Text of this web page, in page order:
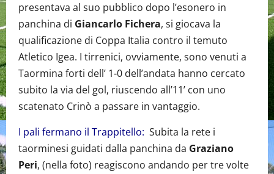
presentava al suo pubblico dopo l’esonero in
panchina di Giancarlo Fichera, si giocava la
qualificazione di Coppa Italia contro il temuto
Atletico Igea. I tirrenici, ovviamente, sono venuti a
Taormina forti dell’ 1-0 dell’andata hanno cercato
subito la via del gol, riuscendo all’11’ con uno
scatenato Crinò a passare in vantaggio.
I pali fermano il Trappitello: Subita la rete i
taorminesi guidati dalla panchina da Graziano
Peri, (nella foto) reagiscono andando per tre volte